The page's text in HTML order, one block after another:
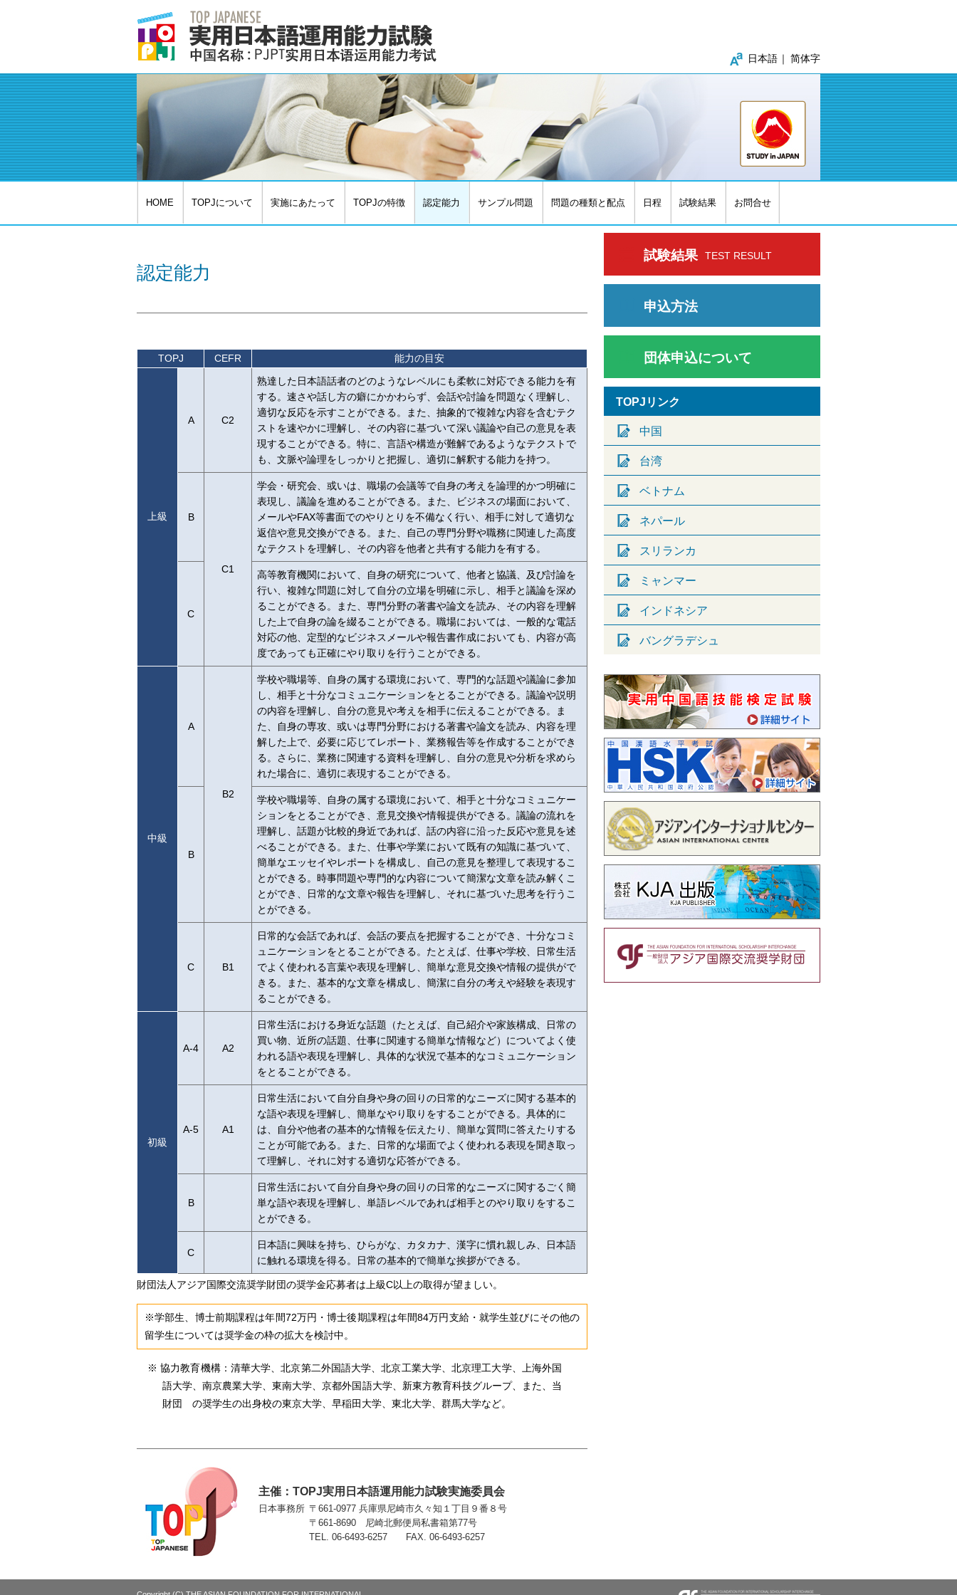
日本語 简体字
HOME TOPJについて 実施にあたって TOPJの特徴 認定能力 サンプル問題 問題の種類と配点 日程 試験結果 お問合せ
認定能力
TOPJ CEFR 能力の目安
上級
A C2
熟達した日本語話者のどのようなレベルにも柔軟に対応できる能力を有
する。速さや話し方の癖にかかわらず、会話や討論を問題なく理解し、
適切な反応を示すことができる。また、抽象的で複雑な内容を含むテク
ストを速やかに理解し、その内容に基づいて深い議論や自己の意見を表
現することができる。特に、言語や構造が難解であるようなテクストで
も、文脈や論理をしっかりと把握し、適切に解釈する能力を持つ。
B
C1
学会・研究会、或いは、職場の会議等で自身の考えを論理的かつ明確に
表現し、議論を進めることができる。また、ビジネスの場面において、
メールやFAX等書面でのやりとりを不備なく行い、相手に対して適切な
返信や意見交換ができる。また、自己の専門分野や職務に関連した高度
なテクストを理解し、その内容を他者と共有する能力を有する。
C
高等教育機関において、自身の研究について、他者と協議、及び討論を
行い、複雑な問題に対して自分の立場を明確に示し、相手と議論を深め
ることができる。また、専門分野の著書や論文を読み、その内容を理解
した上で自身の論を綴ることができる。職場においては、一般的な電話
対応の他、定型的なビジネスメールや報告書作成においても、内容が高
度であっても正確にやり取りを行うことができる。
中級
A
B2
学校や職場等、自身の属する環境において、専門的な話題や議論に参加
し、相手と十分なコミュニケーションをとることができる。議論や説明
の内容を理解し、自分の意見や考えを相手に伝えることができる。ま
た、自身の専攻、或いは専門分野における著書や論文を読み、内容を理
解した上で、必要に応じてレポート、業務報告等を作成することができ
る。さらに、業務に関連する資料を理解し、自分の意見や分析を求めら
れた場合に、適切に表現することができる。
B
学校や職場等、自身の属する環境において、相手と十分なコミュニケー
ションをとることができ、意見交換や情報提供ができる。議論の流れを
理解し、話題が比較的身近であれば、話の内容に沿った反応や意見を述
べることができる。また、仕事や学業において既有の知識に基づいて、
簡単なエッセイやレポートを構成し、自己の意見を整理して表現するこ
とができる。時事問題や専門的な内容について簡潔な文章を読み解くこ
とができ、日常的な文章や報告を理解し、それに基づいた思考を行うこ
とができる。
C B1
日常的な会話であれば、会話の要点を把握することができ、十分なコミ
ュニケーションをとることができる。たとえば、仕事や学校、日常生活
でよく使われる言葉や表現を理解し、簡単な意見交換や情報の提供がで
きる。また、基本的な文章を構成し、簡潔に自分の考えや経験を表現す
ることができる。
初級
A-4 A2
日常生活における身近な話題（たとえば、自己紹介や家族構成、日常の
買い物、近所の話題、仕事に関連する簡単な情報など）についてよく使
われる語や表現を理解し、具体的な状況で基本的なコミュニケーション
をとることができる。
A-5 A1
日常生活において自分自身や身の回りの日常的なニーズに関する基本的
な語や表現を理解し、簡単なやり取りをすることができる。具体的に
は、自分や他者の基本的な情報を伝えたり、簡単な質問に答えたりする
ことが可能である。また、日常的な場面でよく使われる表現を聞き取っ
て理解し、それに対する適切な応答ができる。
B
日常生活において自分自身や身の回りの日常的なニーズに関するごく簡
単な語や表現を理解し、単語レベルであれば相手とのやり取りをするこ
とができる。
C
日本語に興味を持ち、ひらがな、カタカナ、漢字に慣れ親しみ、日本語
に触れる環境を得る。日常の基本的で簡単な挨拶ができる。
財団法人アジア国際交流奨学財団の奨学金応募者は上級C以上の取得が望ましい。
※学部生、博士前期課程は年間72万円・博士後期課程は年間84万円支給・就学生並びにその他の
留学生については奨学金の枠の拡大を検討中。
協力教育機構：清華大学、北京第二外国語大学、北京工業大学、北京理工大学、上海外国
語大学、南京農業大学、東南大学、京都外国語大学、新東方教育科技グループ、また、当
財団 の奨学生の出身校の東京大学、早稲田大学、東北大学、群馬大学など。
主催：TOPJ実用日本語運用能力試験実施委員会
日本事務所 〒661-0977 兵庫県尼崎市久々知１丁目９番８号
〒661-8690 尼崎北郵便局私書箱第77号
TEL. 06-6493-6257 FAX. 06-6493-6257
試験結果 TEST RESULT
申込方法
団体申込について
TOPJリンク
中国
台湾
ベトナム
ネパール
スリランカ
ミャンマー
インドネシア
バングラデシュ